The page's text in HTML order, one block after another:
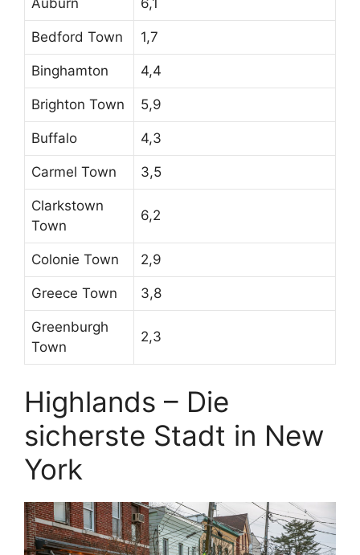
Bedford Town 1,7
Binghamton 4,4
Brighton Town 5,9
Buffalo 4,3
Carmel Town 3,5
Clarkstown
Town
6,2
Colonie Town 2,9
Greece Town 3,8
Greenburgh
Town
2,3
Highlands – Die
sicherste Stadt in New
York